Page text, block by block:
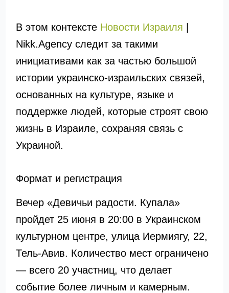
В этом контексте Новости Израиля
Nikk.Agency следит за такими
инициативами как за частью большой
истории украинско-израильских связей,
основанных на культуре, языке и
поддержке людей, которые строят свою
жизнь в Израиле, сохраняя связь с
Украиной.
Формат и регистрация
Вечер «Девичьи радости. Купала»
пройдет 25 июня в 20:00 в Украинском
культурном центре, улица Иермиягу, 22,
Тель-Авив. Количество мест ограничено
— всего 20 участниц, что делает
событие более личным и камерным.